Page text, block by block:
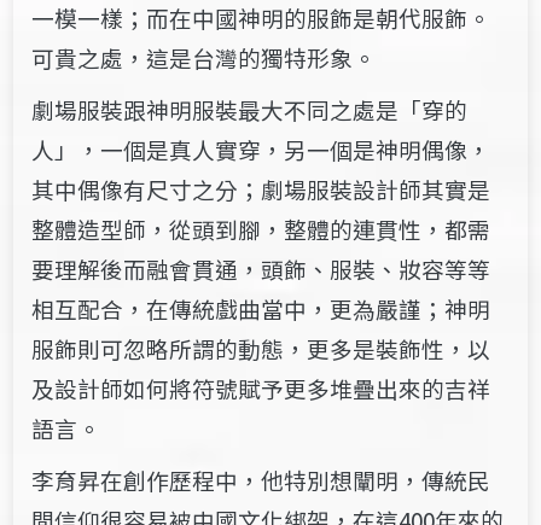
一模一樣；而在中國神明的服飾是朝代服飾。
可貴之處，這是台灣的獨特形象。
劇場服裝跟神明服裝最大不同之處是「穿的
人」，一個是真人實穿，另一個是神明偶像，
其中偶像有尺寸之分；劇場服裝設計師其實是
整體造型師，從頭到腳，整體的連貫性，都需
要理解後而融會貫通，頭飾、服裝、妝容等等
相互配合，在傳統戲曲當中，更為嚴謹；神明
服飾則可忽略所謂的動態，更多是裝飾性，以
及設計師如何將符號賦予更多堆疊出來的吉祥
語言。
李育昇在創作歷程中，他特別想闡明，傳統民